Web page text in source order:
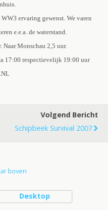
ervaring gewenst. We varen
e.e.a. de waterstand.
Naar Monschau 2,5 uur.
17:00 respectievelijk 19:00 uur
Volgend Bericht
Schipbeek Survival 2007
boven
Desktop